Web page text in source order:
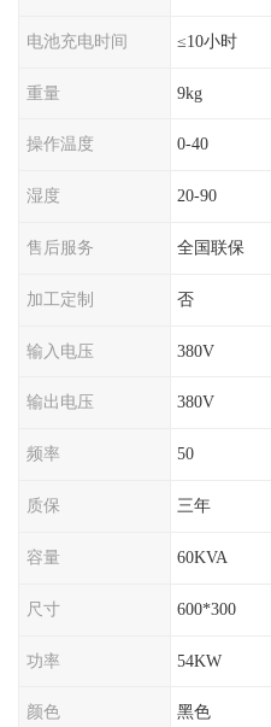
电池充电时间 ≤10小时
重量 9kg
操作温度 0-40
湿度 20-90
售后服务 全国联保
加工定制 否
输入电压 380V
输出电压 380V
频率 50
质保 三年
容量 60KVA
尺寸 600*300
功率 54KW
颜色 黑色